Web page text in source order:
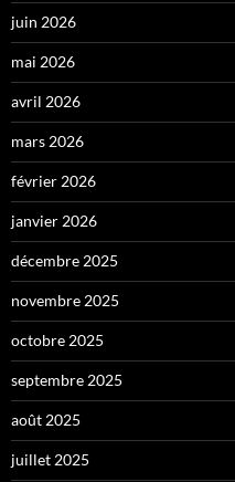
juin 2026
mai 2026
avril 2026
mars 2026
février 2026
janvier 2026
décembre 2025
novembre 2025
octobre 2025
septembre 2025
août 2025
juillet 2025